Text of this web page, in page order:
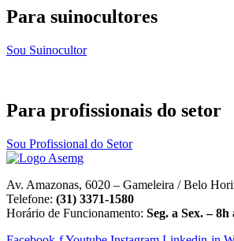
Para suinocultores
Sou Suinocultor
Para profissionais do setor
Sou Profissional do Setor
Av. Amazonas, 6020 – Gameleira / Belo
Telefone: (31) 3371-1580
Horário de Funcionamento: Seg. a Sex. – 8h